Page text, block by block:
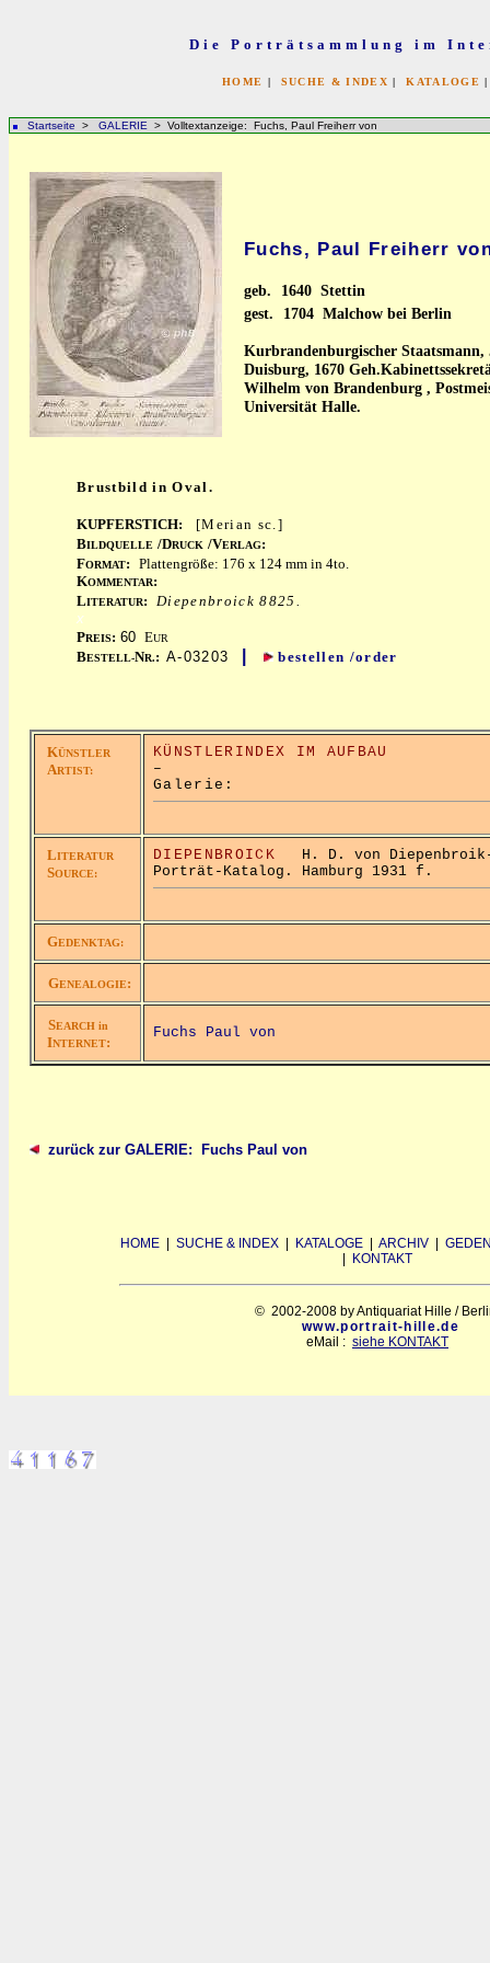
Die Porträtsammlung im
HOME | SUCHE & INDEX |KATALOGE
Startseite > GALERIE > Volltextanzeige: Fuchs, Paul Freiherr von
Fuchs, Paul Freiherr
geb.
1640 Stettin
gest.
1704 Malchow bei Berlin
Kurbrandenburgischer Staatsmann,
Duisburg, 1670
Wilhelm von Brandenburg ,
Universität Halle.
Brustbild in Oval.
KUPFERSTICH:
[Merian sc.]
BILDQUELLE /DRUCK /VERLAG:
FORMAT: Plattengröße: 176 x 124 mm in 4to.
KOMMENTAR:
LITERATUR: Diepenbroick 8825.
x
PREIS: 60 EUR
BESTELL-NR.: A-03203 | bestellen /order
KÜNSTLER
ARTIST:
KÜNSTLERINDEX IM AUFBAU
–
Galerie:
LITERATUR
SOURCE:
DIEPENBROICK H. D. von
Porträt-Katalog. Hamburg 1931 f.
GEDENKTAG:
GENEALOGIE:
SEARCH in
INTERNET:
Fuchs Paul von
zurück zur GALERIE: Fuchs Paul von
HOME SUCHE & INDEX KATALOGE ARCHIV
KONTAKT
© 2002-2008 by Antiquariat Hille /
www.portrait-hille.de
eMail : siehe KONTAKT